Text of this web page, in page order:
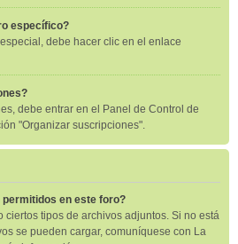
específico?
debe hacer clic en el enlace
debe entrar en el Panel de Control de
"Organizar suscripciones".
en este foro?
ciertos tipos de archivos adjuntos. Si no está
se pueden cargar, comuníquese con La